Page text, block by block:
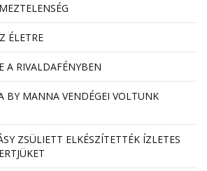
ÉLETRE
A RIVALDAFÉNYBEN
BY MANNA VENDÉGEI VOLTUNK
ZSÜLIETT ELKÉSZÍTETTÉK ÍZLETES